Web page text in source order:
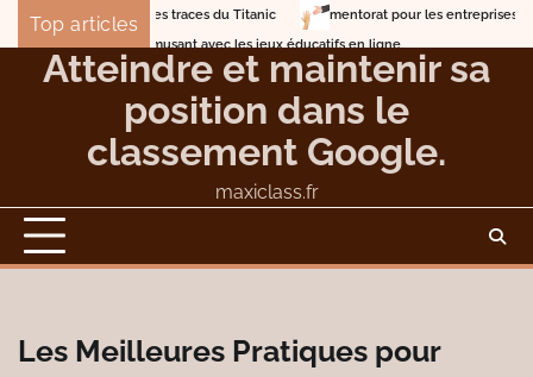
Skip
content
Top articles
sur les traces du Titanic
mentorat pour les entreprises de services
amusant avec les jeux éducatifs en ligne
Atteindre et maintenir sa
position dans le
classement Google.
maxiclass.fr
Les Meilleures Pratiques pour